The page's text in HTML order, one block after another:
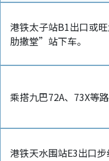
港铁太子站B1出口或
肋撒堂”站下车。
乘搭九巴72A、73X等
港铁天水围站E3出口